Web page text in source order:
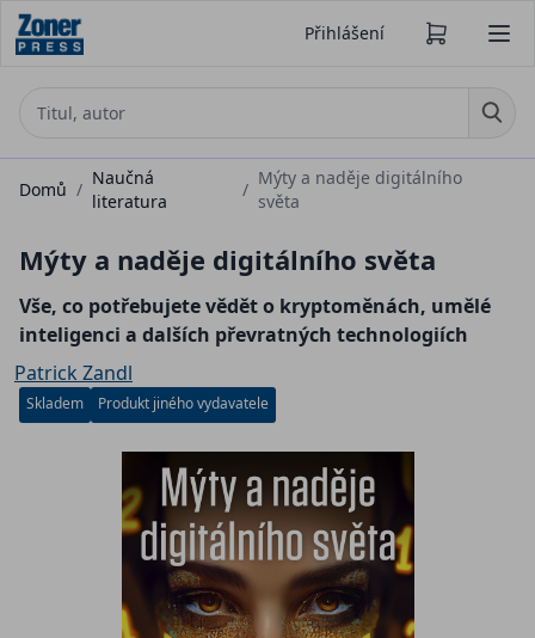
Přihlášení
Domů /
Naučná
literatura
/
Mýty a naděje digitálního
světa
Mýty a naděje digitálního světa
Vše, co potřebujete vědět o kryptoměnách, umělé
inteligenci a dalších převratných technologiích
Patrick Zandl
Skladem Produkt jiného vydavatele